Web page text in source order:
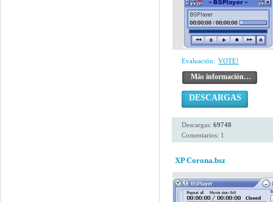
Evaluación: VOTE!
Más información…
DESCARGAS
Descargas: 69748
Comentarios: 1
XP Corona.bsz